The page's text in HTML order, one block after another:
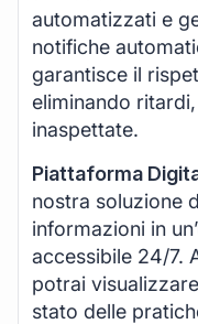
automatizzati e
notifiche
garantisce il
eliminando
inaspettate.
Piattaforma
nostra soluzione
informazioni in
accessibile 24/7.
potrai
stato delle